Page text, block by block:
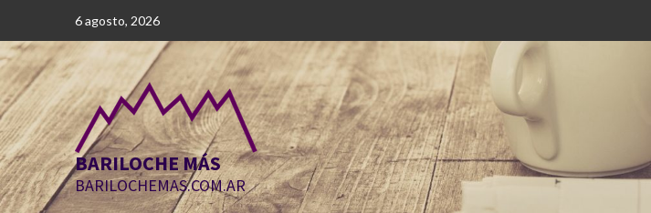
contenido
6 agosto, 2026
BARILOCHE MÁS
BARILOCHEMAS.COM.AR